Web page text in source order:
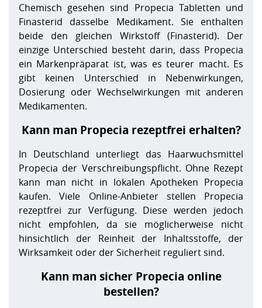
Chemisch gesehen sind Propecia Tabletten und
Finasterid dasselbe Medikament. Sie enthalten
beide den gleichen Wirkstoff (Finasterid). Der
einzige Unterschied besteht darin, dass Propecia
ein Markenpräparat ist, was es teurer macht. Es
gibt keinen Unterschied in Nebenwirkungen,
Dosierung oder Wechselwirkungen mit anderen
Medikamenten.
Kann man Propecia rezeptfrei erhalten?
In Deutschland unterliegt das Haarwuchsmittel
Propecia der Verschreibungspflicht. Ohne Rezept
kann man nicht in lokalen Apotheken Propecia
kaufen. Viele Online-Anbieter stellen Propecia
rezeptfrei zur Verfügung. Diese werden jedoch
nicht empfohlen, da sie möglicherweise nicht
hinsichtlich der Reinheit der Inhaltsstoffe, der
Wirksamkeit oder der Sicherheit reguliert sind.
Kann man sicher Propecia online
bestellen?